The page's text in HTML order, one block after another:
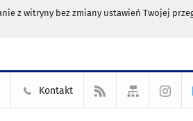
z witryny bez zmiany ustawień Twojej
Kontakt